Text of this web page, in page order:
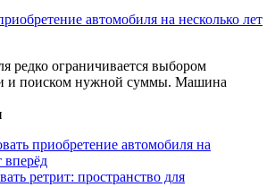
автомобиля на несколько лет
редко ограничивается выбором
и поиском нужной суммы. Машина
приобретение автомобиля на
вперёд
ретрит: пространство для